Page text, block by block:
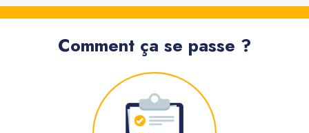
Comment ça se passe ?